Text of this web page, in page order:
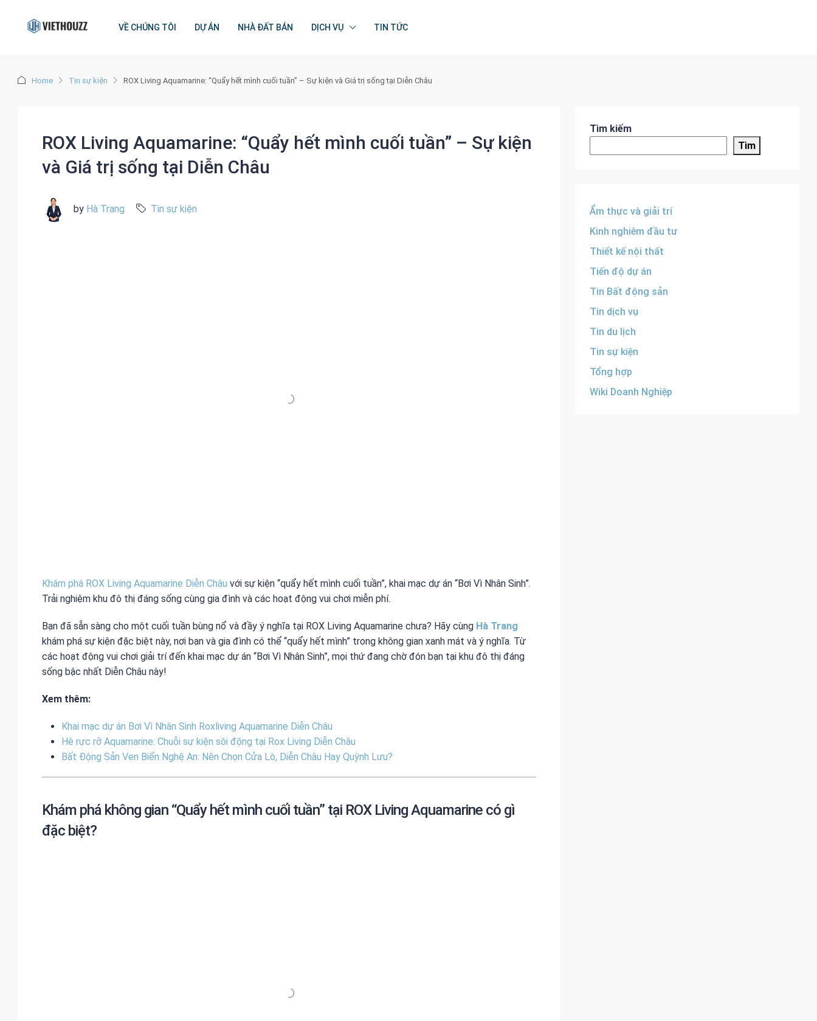
VỀ CHÚNG TÔI DỰ ÁN NHÀ ĐẤT BÁN DỊCH VỤ TIN TỨC
Home Tin sự kiện ROX Living Aquamarine: “Quẩy hết mình cuối tuần” – Sự kiện và Giá trị sống tại Diễn Châu
ROX Living Aquamarine: “Quẩy hết mình cuối tuần” – Sự kiện
và Giá trị sống tại Diễn Châu
by Hà Trang Tin sự kiện
Khám phá ROX Living Aquamarine Diễn Châu với sự kiện “quẩy hết mình cuối tuần”, khai mạc dự án “Bơi Vì Nhân Sinh”.
Trải nghiệm khu đô thị đáng sống cùng gia đình và các hoạt động vui chơi miễn phí.
Bạn đã sẵn sàng cho một cuối tuần bùng nổ và đầy ý nghĩa tại ROX Living Aquamarine chưa? Hãy cùng Hà Trang
khám phá sự kiện đặc biệt này, nơi bạn và gia đình có thể “quẩy hết mình” trong không gian xanh mát và ý nghĩa. Từ
các hoạt động vui chơi giải trí đến khai mạc dự án “Bơi Vì Nhân Sinh”, mọi thứ đang chờ đón bạn tại khu đô thị đáng
sống bậc nhất Diễn Châu này!
Xem thêm:
Khai mạc dự án Bơi Vì Nhân Sinh Roxliving Aquamarine Diễn Châu
Hè rực rỡ Aquamarine: Chuỗi sự kiện sôi động tại Rox Living Diễn Châu
Bất Động Sản Ven Biển Nghệ An: Nên Chọn Cửa Lò, Diễn Châu Hay Quỳnh Lưu?
Khám phá không gian “Quẩy hết mình cuối tuần” tại ROX Living Aquamarine có gì
đặc biệt?
Tìm kiếm
Tìm
Ẩm thực và giải trí
Kinh nghiêm đầu tư
Thiết kế nội thất
Tiến độ dự án
Tin Bất động sản
Tin dịch vụ
Tin du lịch
Tin sự kiện
Tổng hợp
Wiki Doanh Nghiệp